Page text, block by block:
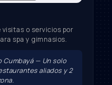
visitas o servicios por
spa y gimnasios.
Cumbayá — Un solo
aliados y 2